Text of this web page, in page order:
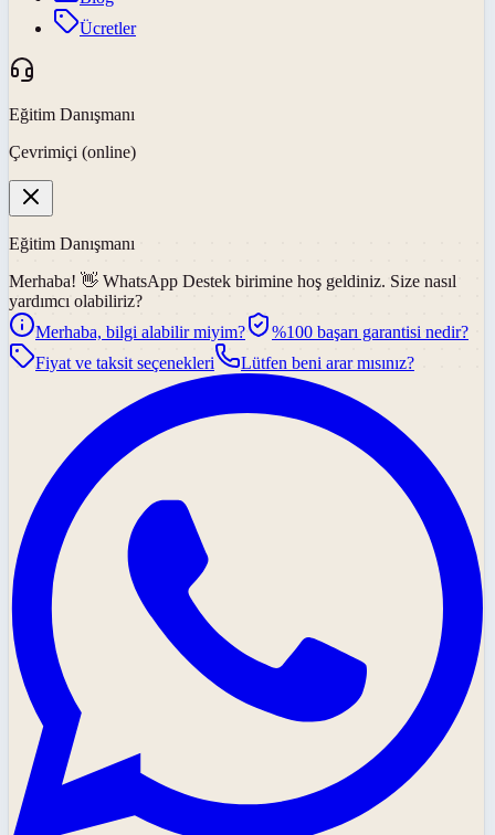
Ücretler
Eğitim Danışmanı
Çevrimiçi (online)
Eğitim Danışmanı
Merhaba! 👋 WhatsApp Destek birimine hoş geldiniz. Size nasıl
yardımcı olabiliriz?
Merhaba, bilgi alabilir miyim?
%100 başarı garantisi nedir?
Fiyat ve taksit seçenekleri
Lütfen beni arar mısınız?